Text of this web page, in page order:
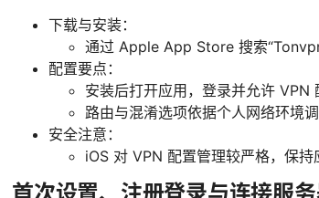
下载与安装：
通过 Apple App Store 搜索
配置要点：
安装后打开应用，登录并允许 VPN
路由与混淆选项依据个人网络环境调
安全注意：
iOS 对 VPN 配置管理较严格，保持
首次设置、注册登录与连接服